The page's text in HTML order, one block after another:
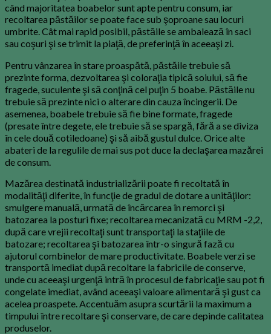
când majoritatea boabelor sunt apte pentru consum, iar
recoltarea păstăilor se poate face sub şoproane sau locuri
umbrite. Cât mai rapid posibil, păstăile se ambalează în saci
sau coşuri şi se trimit la piaţă, de preferinţă în aceeaşi zi.
Pentru vânzarea în stare proaspătă, păstăile trebuie să
prezinte forma, dezvoltarea şi coloraţia tipică soiului, să fie
fragede, suculente şi să conţină cel puţin 5 boabe. Păstăile nu
trebuie să prezinte nici o alterare din cauza încingerii. De
asemenea, boabele trebuie să fie bine formate, fragede
(presate între degete, ele trebuie să se spargă, fără a se diviza
în cele două cotiledoane) şi să aibă gustul dulce. Orice alte
abateri de la regulile de mai sus pot duce la declaşarea mazărei
de consum.
Mazărea destinată industrializării poate fi recoltată în
modalităţi diferite, în funcţie de gradul de dotare a unităţilor:
smulgere manuală, urmată de încărcarea în remorci şi
batozarea la posturi fixe; recoltarea mecanizată cu MRM -2,2,
după care vrejii recoltaţi sunt transportaţi la staţiile de
batozare; recoltarea şi batozarea într-o singură fază cu
ajutorul combinelor de mare productivitate. Boabele verzi se
transportă imediat după recoltare la fabricile de conserve,
unde cu aceeaşi urgenţă intră în procesul de fabricaţie sau pot fi
congelate imediat, având aceeaşi valoare alimentară şi gust ca
acelea proaspete. Accentuăm asupra scurtării la maximum a
timpului între recoltare şi conservare, de care depinde calitatea
produselor.